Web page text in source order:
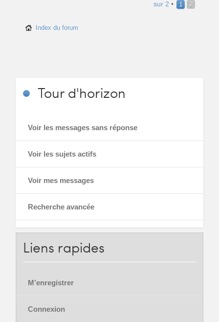
sur 2 • 1 2
Index du forum
Tourd'horizon
Voir les messages sans réponse
Voir les sujets actifs
Voir mes messages
Recherche avancée
Liens rapides
M’enregistrer
Connexion